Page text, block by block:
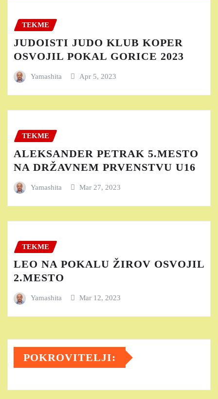
TEKME
JUDOISTI JUDO KLUB KOPER
OSVOJIL POKAL GORICE 2023
Yamashita Apr 5, 2023
TEKME
ALEKSANDER PETRAK 5.MESTO
NA DRŽAVNEM PRVENSTVU U16
Yamashita Mar 27, 2023
TEKME
LEO NA POKALU ŽIROV OSVOJIL
2.MESTO
Yamashita Mar 12, 2023
POKROVITELJI: